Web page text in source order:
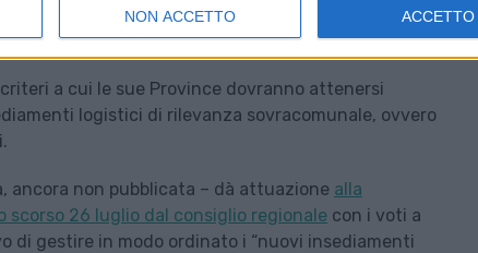
NON ACCETTO ACCETTO
a cui le sue Province dovranno attenersi
logistici di rilevanza sovracomunale, ovvero
ancora non pubblicata – dà attuazione alla
26 luglio dal consiglio regionale con i voti a
di gestire in modo ordinato i “nuovi insediamenti